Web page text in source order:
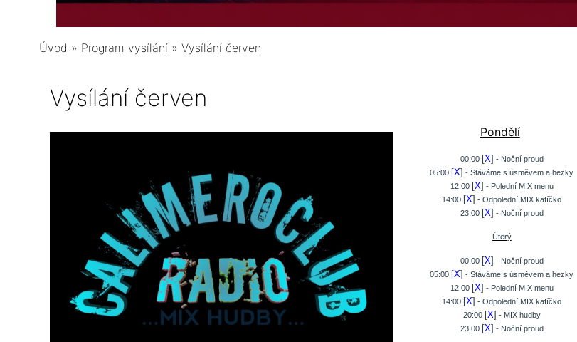
Úvod » Program vysílání » Vysílání červen
Vysílání červen
Pondělí
00:00 [X] - Noční proud
05:00 [X] - Stáváme s úsměvem a hezky
12:00 [X] - Polední MIX menu
14:00 [X] - Odpolední MIX kafíčko
23:00 [X] - Noční proud
Úterý
00:00 [X] - Noční proud
05:00 [X] - Stáváme s úsměvem a hezky
12:00 [X] - Polední MIX menu
14:00 [X] - Odpolední MIX kafíčko
20:00 [X] - MIX hudby
23:00 [X] - Noční proud